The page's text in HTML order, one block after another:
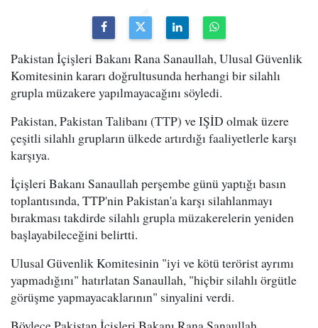
Pakistan İçişleri Bakanı Rana Sanaullah, Ulusal Güvenlik
Komitesinin kararı doğrultusunda herhangi bir silahlı
grupla müzakere yapılmayacağını söyledi.
Pakistan, Pakistan Talibanı (TTP) ve IŞİD olmak üzere
çeşitli silahlı grupların ülkede artırdığı faaliyetlerle karşı
karşıya.
İçişleri Bakanı Sanaullah perşembe günü yaptığı basın
toplantısında, TTP'nin Pakistan'a karşı silahlanmayı
bırakması takdirde silahlı grupla müzakerelerin yeniden
başlayabileceğini belirtti.
Ulusal Güvenlik Komitesinin "iyi ve kötü terörist ayrımı
yapmadığını" hatırlatan Sanaullah, "hiçbir silahlı örgütle
görüşme yapmayacaklarının" sinyalini verdi.